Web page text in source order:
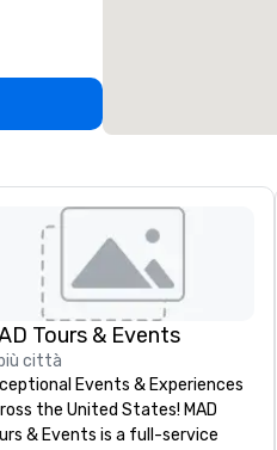
Tours & Events
città
Events & Experiences
the United States! MAD
& Events is a full-service